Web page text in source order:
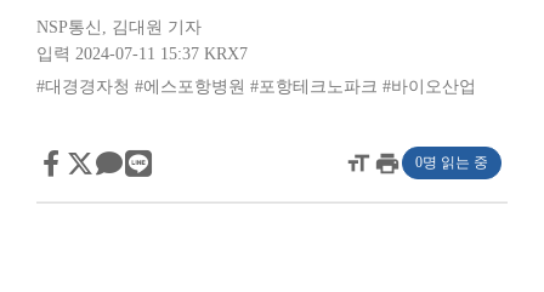
NSP통신 , 김대원 기자
입력 2024-07-11 15:37 KRX7
#대경경자청 #에스포항병원 #포항테크노파크 #바이오산업
format_sizeprint 0명 읽는 중